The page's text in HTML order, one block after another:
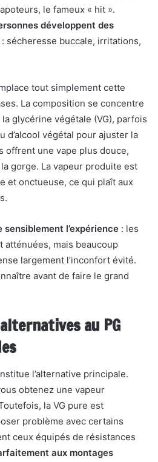
le fameux « hit ».
développent des
: sécheresse buccale, irritations,
tout simplement cette
La composition se concentre
glycérine végétale (VG), parfois
d’alcool végétal pour ajuster la
offrent une vape plus douce,
gorge. La vapeur produite est
et onctueuse, ce qui plaît aux
sensiblement l’expérience : les
atténuées, mais beaucoup
largement l’inconfort évité.
avant de faire le grand
au PG
l’alternative principale.
obtenez une vapeur
la VG pure est
problème avec certains
ceux équipés de résistances
aux montages